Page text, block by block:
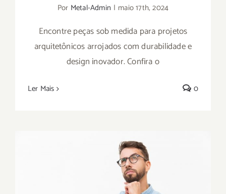
Por Metal-Admin | maio 17th, 2024
Encontre peças sob medida para projetos
arquitetônicos arrojados com durabilidade e
design inovador. Confira o
Ler Mais 0